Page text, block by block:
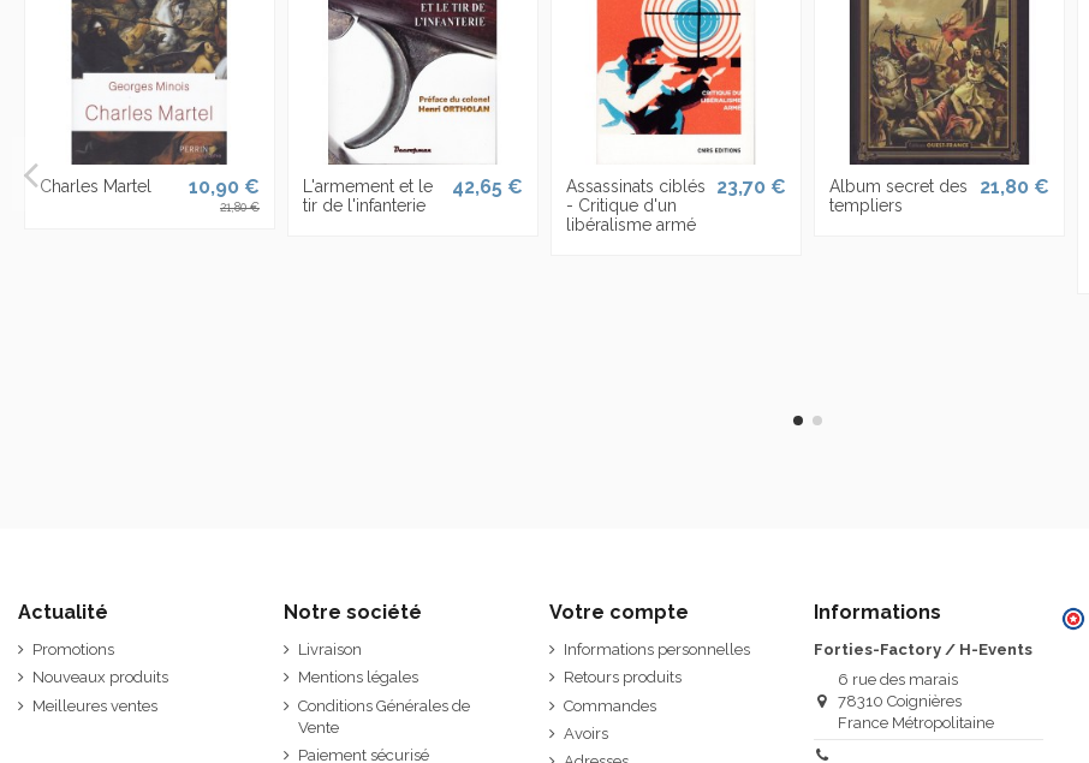
Charles Martel 10,90 €
21,80 €
L'armement et le
tir de l'infanterie
42,65 €
Assassinats ciblés
- Critique d'un
libéralisme armé
23,70 €
Album secret des
templiers
21,80 €
Actualité
Promotions
Nouveaux produits
Meilleures ventes
Notre société
Livraison
Mentions légales
Conditions Générales de
Vente
Paiement sécurisé
Votre compte
Informations personnelles
Retours produits
Commandes
Avoirs
Informations
Forties-Factory / H-Events
6 rue des marais
78310 Coignières
France Métropolitaine